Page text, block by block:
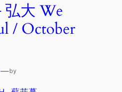
弘大 We
/ October
—by